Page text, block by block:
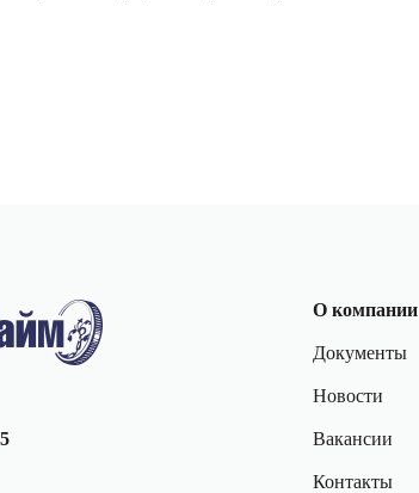
О компании
Документы
Новости
Вакансии
Контакты